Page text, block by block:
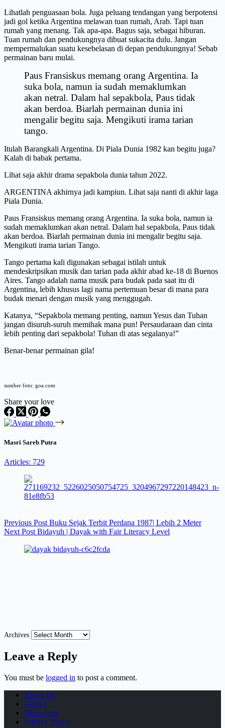
Lihatlah penguasaan bola. Juga peluang tendangan yang berpotensi
jadi gol ketika Argentina melawan tuan rumah, Arab. Tapi tuan
rumah yang menang. Tak apa-apa. Bagus saja, sebagai hiburan.
Tuan rumah dan pendukungnya dibuat sukacita dulu. Jangan
mempermalukan suatu kesebelasan di depan pendukungnya! Sebab
permainan baru mulai.
Paus Fransiskus memang orang Argentina. Ia
suka bola, namun ia sudah memaklumkan
akan netral. Dalam hal sepakbola, Paus tidak
akan berdoa. Biarlah permainan dunia ini
mengalir begitu saja. Mengikuti irama tarian
tango.
Itulah Barangkali Argentina. Di Piala Dunia 1982 kan begitu juga?
Kalah di babak pertama.
Lihat saja akhir drama sepakbola dunia tahun 2022.
ARGENTINA akhirnya jadi kampiun. Lihat saja nanti di akhir laga
Piala Dunia.
Paus Fransiskus memang orang Argentina. Ia suka bola, namun ia
sudah memaklumkan akan netral. Dalam hal sepakbola, Paus tidak
akan berdoa. Biarlah permainan dunia ini mengalir begitu saja.
Mengikuti irama tarian Tango.
Tango pertama kali digunakan sebagai istilah untuk
mendeskripsikan musik dan tarian pada akhir abad ke-18 di Buenos
Aires. Tango adalah nama musik para budak pada saat itu di
Argentina, lebih khusus lagi nama pertemuan besar di mana para
budak menari dengan musik yang menggugah.
Katanya, “Sepakbola memang penting, namun Yesus dan Tuhan
jangan disuruh-suruh memihak mana pun! Persaudaraan dan cinta
lebih penting dari sepakbola! Tuhan di atas segalanya!”
Benar-benar permainan gila!
sumber foto: goa.com
Share your love
Masri Sareb Putra
Articles: 729
Previous Post Buku Sejak Terbit Perdana 1987| Lebih 2 Meter
Next Post Bidayuh | Dayak with Fair Literacy Level
Archives
Leave a Reply
You must be logged in to post a comment.
About Us
Author
Disclaimer
Privacy Policy